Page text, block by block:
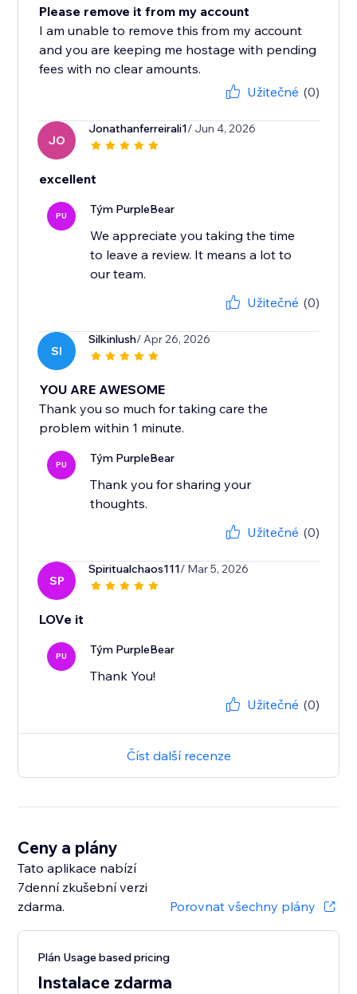
Please remove it from my account
I am unable to remove this from my account
and you are keeping me hostage with pending
fees with no clear amounts.
Užitečné (0)
JO
Jonathanferreirali1/ Jun 4, 2026
excellent
PU Tým PurpleBear
We appreciate you taking the time
to leave a review. It means a lot to
our team.
Užitečné (0)
SI
Silkinlush/ Apr 26, 2026
YOU ARE AWESOME
Thank you so much for taking care the
problem within 1 minute.
PU Tým PurpleBear
Thank you for sharing your
thoughts.
Užitečné (0)
SP
Spiritualchaos111/ Mar 5, 2026
LOVe it
PU Tým PurpleBear
Thank You!
Užitečné (0)
Číst další recenze
Ceny a plány
Tato aplikace nabízí
7denní zkušební verzi
zdarma.
Porovnat všechny plány
Plán Usage based pricing
Instalace zdarma